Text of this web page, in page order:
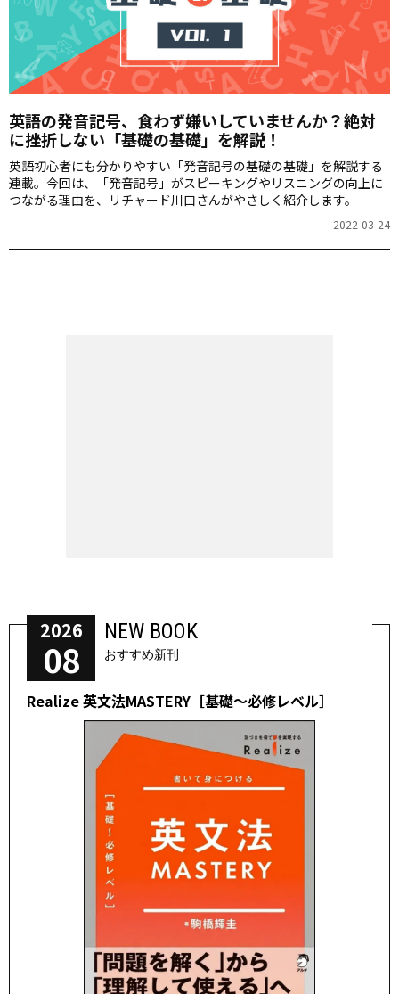
英語の発音記号、食わず嫌いしていませんか？絶対
に挫折しない「基礎の基礎」を解説！
英語初心者にも分かりやすい「発音記号の基礎の基礎」を解説する
連載。今回は、「発音記号」がスピーキングやリスニングの向上に
つながる理由を、リチャード川口さんがやさしく紹介します。
2022-03-24
2026
08
NEW BOOK
おすすめ新刊
Realize 英文法MASTERY［基礎～必修レベル］